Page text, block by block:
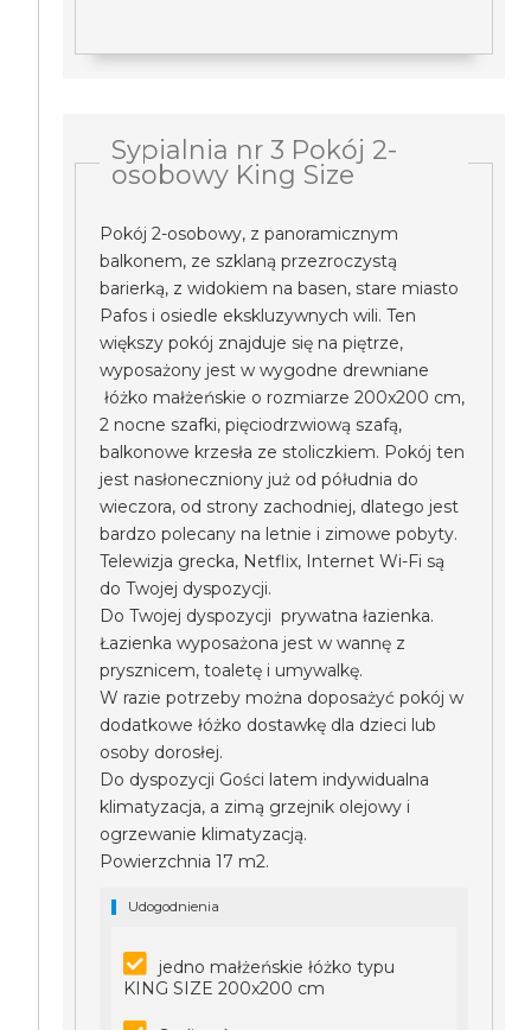
Sypialnia nr 3 Pokój 2-
osobowy King Size
Pokój 2-osobowy, z panoramicznym
balkonem, ze szklaną przezroczystą
barierką, z widokiem na basen, stare miasto
Pafos i osiedle ekskluzywnych wili. Ten
większy pokój znajduje się na piętrze,
wyposażony jest w wygodne drewniane
łóżko małżeńskie o rozmiarze 200x200 cm,
2 nocne szafki, pięciodrzwiową szafą,
balkonowe krzesła ze stoliczkiem. Pokój ten
jest nasłoneczniony już od półudnia do
wieczora, od strony zachodniej, dlatego jest
bardzo polecany na letnie i zimowe pobyty.
Telewizja grecka, Netflix, Internet Wi-Fi są
do Twojej dyspozycji.
Do Twojej dyspozycji prywatna łazienka.
Łazienka wyposażona jest w wannę z
prysznicem, toaletę i umywalkę.
W razie potrzeby można doposażyć pokój w
dodatkowe łóżko dostawkę dla dzieci lub
osoby dorosłej.
Do dyspozycji Gości latem indywidualna
klimatyzacja, a zimą grzejnik olejowy i
ogrzewanie klimatyzacją.
Powierzchnia 17 m2.
Udogodnienia
jedno małżeńskie łóżko typu
KING SIZE 200x200 cm